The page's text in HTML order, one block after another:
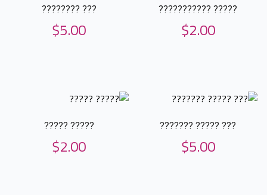
??? ????????
$5.00
????? ???????????
$2.00
????? ?????
$2.00
??? ????? ???????
$5.00